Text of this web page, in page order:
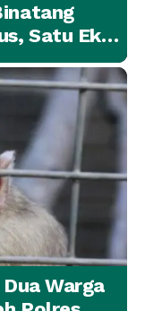
Satu Ekor
Warga